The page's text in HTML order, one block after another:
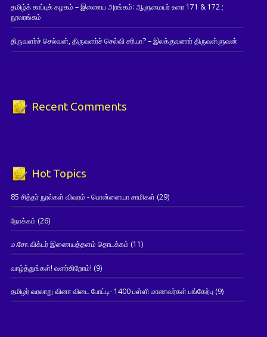
தமிழ்க் காப்புக் கழகம் – இணைய அரங்கம்: ஆளுமையர் உரை 171 & 172 ;
நூலரங்கம்
திருவளர்ச் செல்வன், திருவளர்ச் செல்வி சரியா? – இலக்குவனார் திருவள்ளுவன்
Recent Comments
Hot Topics
85 சித்தர் நூல்கள் விவரம் - பொன்னையா சாமிகள் (29)
நோக்கம் (26)
ம.சோ.விக்டர் இணையத்தளம் தொடக்கம் (11)
வாழ்த்துங்கள்! வளர்கிறோம்! (9)
தமிழர் வரலாறு வினா விடை போட்டி- 1400 பள்ளி மாணவர்கள் பங்கேற்பு(9)